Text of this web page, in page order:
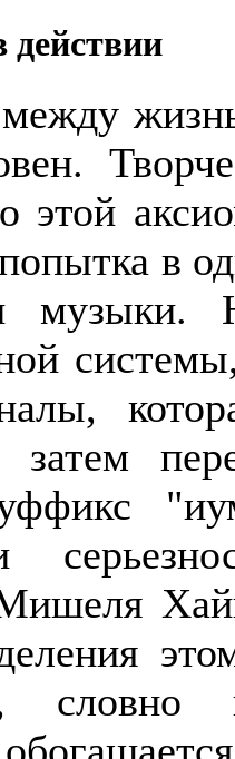
действии
этой
в
музыки.
затем